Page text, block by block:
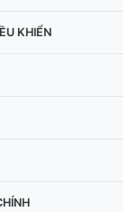
KHIỂN